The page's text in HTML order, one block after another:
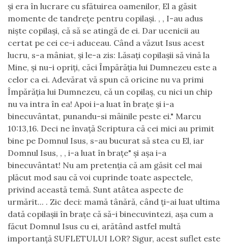
și era în lucrare cu sfătuirea oamenilor, El a găsit
momente de tandrețe pentru copilași. , , I-au adus
niște copilași, că să se atingă de ei. Dar ucenicii au
certat pe cei ce-i aduceau. Când a văzut Isus acest
lucru, s-a mâniat, și le-a zis: Lăsați copilașii să vină la
Mine, și nu-i opriți, căci Împărăția lui Dumnezeu este a
celor ca ei. Adevărat vă spun că oricine nu va primi
Împărăția lui Dumnezeu, că un copilaș, cu nici un chip
nu va intra în ea! Apoi i-a luat în brațe și i-a
binecuvântat, punandu-si mâinile peste ei." Marcu
10:13,16. Deci ne învață Scriptura că cei mici au primit
bine pe Domnul Isus, s-au bucurat să stea cu El, iar
Domnul Isus, , , i-a luat în brațe" și așa i-a
binecuvântat! Nu am pretenția că am găsit cel mai
plăcut mod sau că voi cuprinde toate aspectele,
privind această temă. Sunt atâtea aspecte de
urmărit... . Zic deci: mamă tânără, când ți-ai luat ultima
dată copilașii în brațe că să-i binecuvintezi, așa cum a
făcut Domnul Isus cu ei, arătând astfel multă
importanță SUFLETULUI LOR? Sigur, acest suflet este